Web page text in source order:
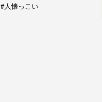
#人懐っこい